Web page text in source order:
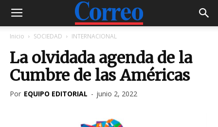
Inicio SOCIEDAD INTERNACIONAL
La olvidada agenda de la
Cumbre de las Américas
Por EQUIPO EDITORIAL - junio 2, 2022